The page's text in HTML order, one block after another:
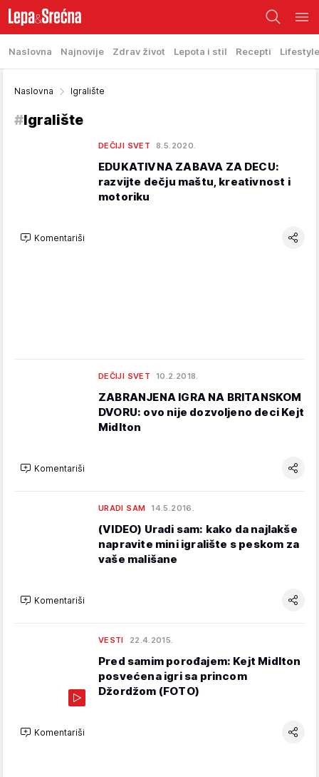
Naslovna Najnovije Zdrav život Lepota i stil Recepti Lifestyle
Naslovna Igralište
#Igralište
DEČIJI SVET 8.5.2020.
EDUKATIVNA ZABAVA ZA DECU:
razvijte dečju maštu, kreativnost i
motoriku
Komentariši
DEČIJI SVET 10.2.2018.
ZABRANJENA IGRA NA BRITANSKOM
DVORU: ovo nije dozvoljeno deci Kejt
Midlton
Komentariši
URADI SAM 14.5.2016.
(VIDEO) Uradi sam: kako da najlakše
napravite mini igralište s peskom za
vaše mališane
Komentariši
VESTI 22.4.2015.
Pred samim porođajem: Kejt Midlton
posvećena igri sa princom
Džordžom (FOTO)
Komentariši